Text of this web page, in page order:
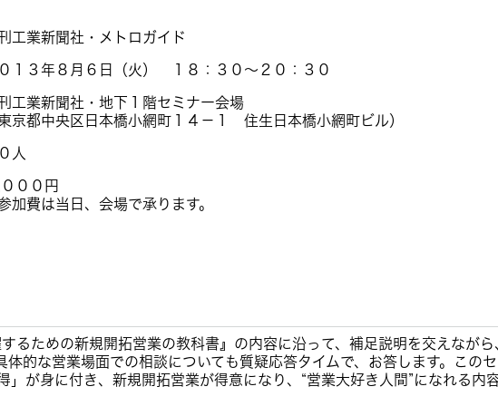
工業新聞社・メトロガイド
１３年８月６日（火） １８：３０～２０：３０
工業新聞社・地下１階セミナー会場
東京都中央区日本橋小網町１４－１ 住生日本橋小網町ビル）
人
００円
加費は当日、会場で承ります。
るための新規開拓営業の教科書』の内容に沿って、補足説明を交えなが
体的な営業場面での相談についても質疑応答タイムで、お答します。この
」が身に付き、新規開拓営業が得意になり、“営業大好き人間”になれる内